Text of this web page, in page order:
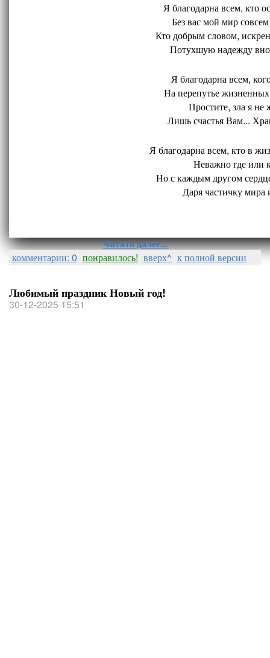
Я благодарна всем, кто
Без вас мой мир
Кто добрым словом,
Потухшую надежду
Я благодарна всем,
На перепутье
Простите, зла я не
Лишь счастья Вам...
Я благодарна всем, кто в
Неважно где или
Но с каждым другом
Даря частичку мира
Читать далее...
комментарии: 0 понравилось! вверх^ к полной версии
Любимый праздник Новый год!
30-12-2025 15:51